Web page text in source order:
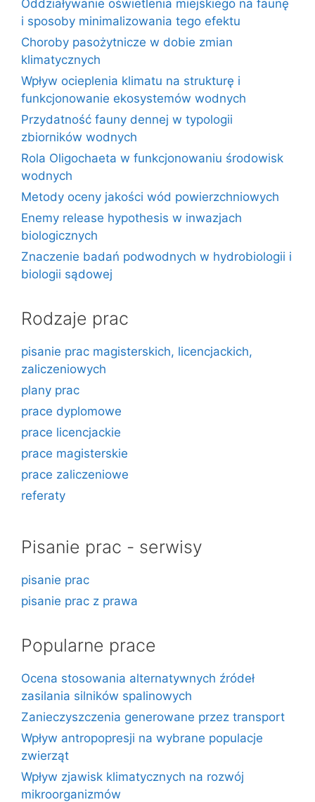
Oddziaływanie oświetlenia miejskiego na faunę
i sposoby minimalizowania tego efektu
Choroby pasożytnicze w dobie zmian
klimatycznych
Wpływ ocieplenia klimatu na strukturę i
funkcjonowanie ekosystemów wodnych
Przydatność fauny dennej w typologii
zbiorników wodnych
Rola Oligochaeta w funkcjonowaniu środowisk
wodnych
Metody oceny jakości wód powierzchniowych
Enemy release hypothesis w inwazjach
biologicznych
Znaczenie badań podwodnych w hydrobiologii i
biologii sądowej
Rodzaje prac
pisanie prac magisterskich, licencjackich,
zaliczeniowych
plany prac
prace dyplomowe
prace licencjackie
prace magisterskie
prace zaliczeniowe
referaty
Pisanie prac - serwisy
pisanie prac
pisanie prac z prawa
Popularne prace
Ocena stosowania alternatywnych źródeł
zasilania silników spalinowych
Zanieczyszczenia generowane przez transport
Wpływ antropopresji na wybrane populacje
zwierząt
Wpływ zjawisk klimatycznych na rozwój
mikroorganizmów